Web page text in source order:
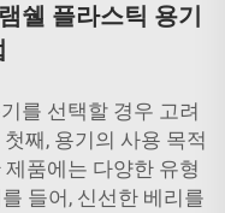
쉘 플라스틱 용기
를 선택할 경우 고려
째, 용기의 사용 목적
품에는 다양한 유형
들어, 신선한 베리를